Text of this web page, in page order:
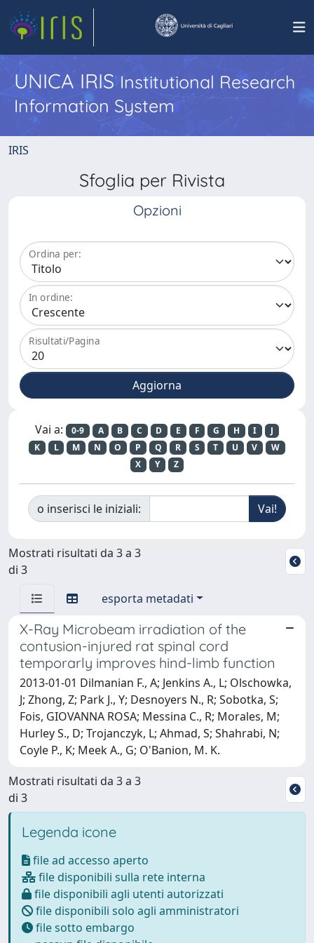
UNICA IRISInstitutional Research
Information System
IRIS
Sfoglia per Rivista
Opzioni
Ordina per:
In ordine:
Risultati/Pagina
Vai a: 0-9 A B C D E F G H I
J
K
L M N O P Q R S T U V
W
X
Y Z
o inserisci le iniziali:
Mostrati risultati da 3 a 3
di 3
esporta metadati
X-Ray Microbeam irradiation of the
contusion-injured rat spinal cord
temporarly improves hind-limb function
2013-01-01 Dilmanian F., A; Jenkins A., L; Olschowka,
J; Zhong, Z; Park J., Y; Desnoyers N., R; Sobotka, S;
Fois, GIOVANNA ROSA; Messina C., R; Morales, M;
Hurley S., D; Trojanczyk, L; Ahmad, S; Shahrabi, N;
Coyle P., K; Meek A., G; O'Banion, M. K.
Mostrati risultati da 3 a 3
di 3
Legenda icone
file ad accesso aperto
file disponibili sulla rete interna
file disponibili agli utenti autorizzati
file disponibili solo agli amministratori
file sotto embargo